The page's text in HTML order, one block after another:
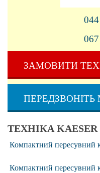
ЗАМОВИТИ
ПЕРЕДЗВОНІТЬ
ТЕХНІКА KAESER
Компактний пересувний
Компактний пересувний